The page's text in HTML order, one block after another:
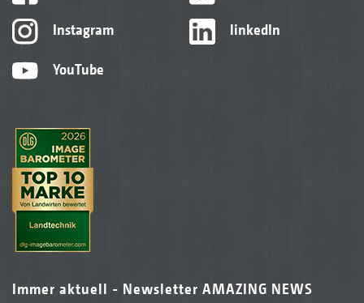
Instagram
YouTube
linkedIn
Immer aktuell - Newsletter AMAZING NEWS